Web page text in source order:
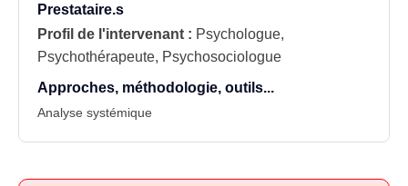
Prestataire.s
Profil de l'intervenant : Psychologue,
Psychothérapeute, Psychosociologue
Approches, méthodologie, outils...
Analyse systémique